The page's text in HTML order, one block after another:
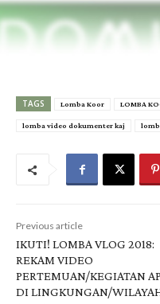
TAGS Lomba Koor LOMBA
lomba video dokumenter kaj
Previous article
IKUTI! LOMBA VLOG 2018:
REKAM VIDEO
PERTEMUAN/KEGIATAN
DI LINGKUNGAN/